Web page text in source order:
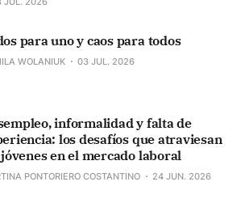
para uno y caos para todos
WOLANIUK 03 JUL. 2026
informalidad y falta de
los desafíos que atraviesan
en el mercado laboral
PONTORIERO COSTANTINO 24 JUN. 2026